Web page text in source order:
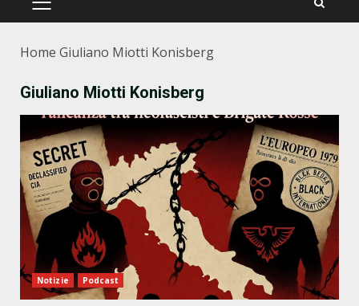
PRIMÄRES
Home Giuliano Miotti Konisberg
Giuliano Miotti Konisberg
Notizie Podcast